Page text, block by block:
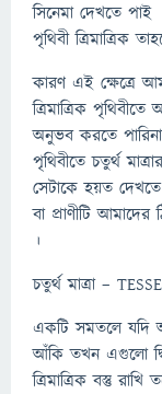
সিনেমা দেখতে
পৃথিবী ত্রিমাত্রিক
কারণ এই ক্ষেত্রে
ত্রিমাত্রিক
অনুভব করতে পারিনা
পৃথিবীতে চতুর্থ
সেটাকে হয়ত দেখতে
বা প্রাণীটি
।
চতুর্থ মাত্রা –
একটি সমতলে যদি
আঁকি তখন এগুলো
ত্রিমাত্রিক বস্তু